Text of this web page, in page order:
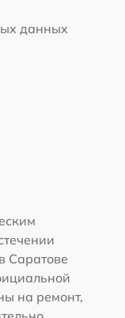
данных
Саратове
на ремонт,